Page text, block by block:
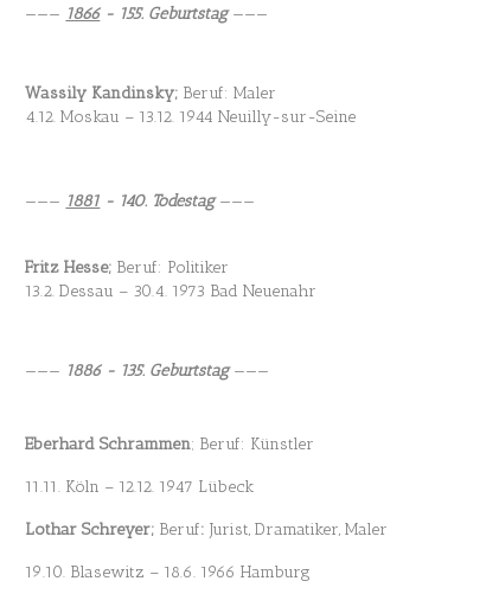
——— 1866- 155. Geburtstag———
Wassily Kandinsky; Beruf: Maler
4.12. Moskau – 13.12. 1944 Neuilly-sur-Seine
——— 1881 - 140. Todestag———
Fritz Hesse; Beruf: Politiker
13.2. Dessau – 30.4. 1973 Bad Neuenahr
——— 1886 - 135. Geburtstag———
Eberhard Schrammen; Beruf: Künstler
11.11. Köln – 12.12. 1947 Lübeck
Lothar Schreyer; Beruf: Jurist, Dramatiker, Maler
19.10. Blasewitz – 18.6. 1966 Hamburg